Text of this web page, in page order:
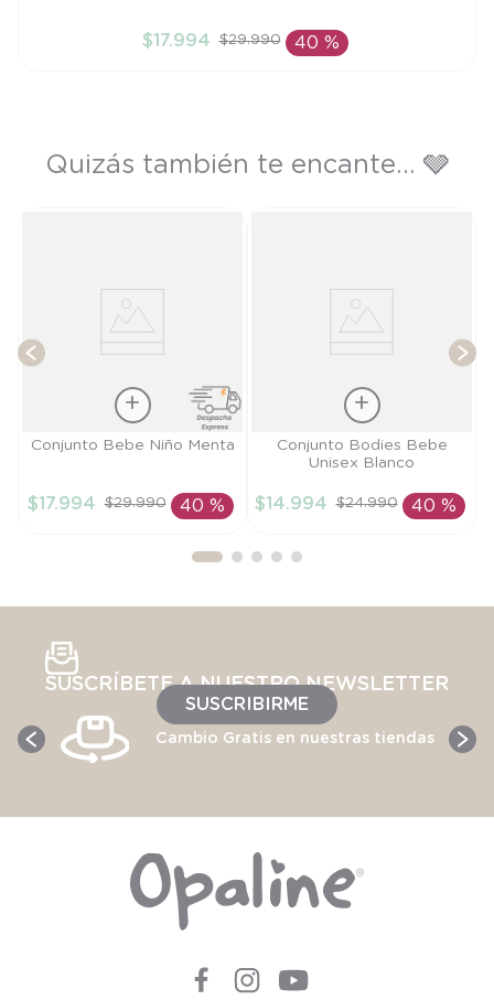
AÑADIR AL CARRITO
$17.994 $29.990 40 %
Quizás también te encante... 🩶
Talla
AÑADIR AL
Conjunto Bebe Niño Menta
$17.994 $29.990 40 %
Talla
AÑADIR AL
Conjunto Bodies Bebe
Unisex Blanco
$14.994 $24.990 40 %
SUSCRÍBETE A NUESTRO NEWSLETTER
SUSCRIBIRME
Cambio Gratis en nuestras tiendas